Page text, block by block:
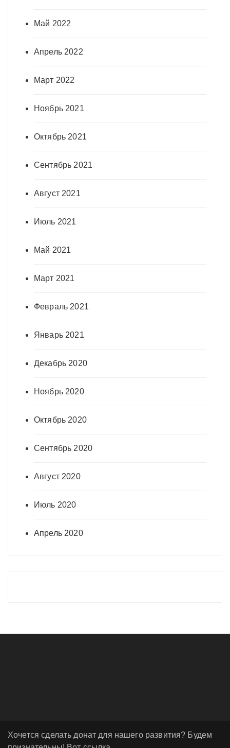
Май 2022
Апрель 2022
Март 2022
Ноябрь 2021
Октябрь 2021
Сентябрь 2021
Август 2021
Июль 2021
Май 2021
Март 2021
Февраль 2021
Январь 2021
Декабрь 2020
Ноябрь 2020
Октябрь 2020
Сентябрь 2020
Август 2020
Июль 2020
Апрель 2020
Хочется сделать донат для нашего развития? Будем